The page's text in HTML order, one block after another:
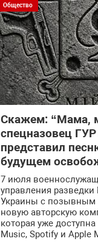
Общество
Скажем: “Мама,
спецназовец
представил
будущем
7 июля
управления
Украины с позывным
новую авторскую
которая уже
Music, Spotify и Apple